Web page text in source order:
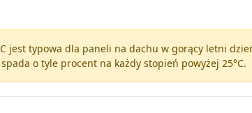
jest typowa dla paneli na dachu w gorący letni
o tyle procent na każdy stopień powyżej 25°C.